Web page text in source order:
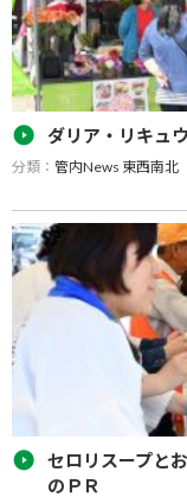
ダリア・リキュ
分類： 管内News 東西南北
ＪＡみなみ筑後ダリア
市の道の駅みやまで、
わせて、ダリアの切り
販売し、来場者には「
セロリスープと
のＰＲ